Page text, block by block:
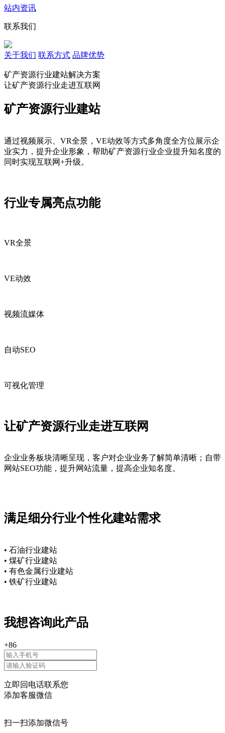
站内资讯
联系我们
关于我们 联系方式 品牌优势
矿产资源行业建站解决方案
让矿产资源行业走进互联网
矿产资源行业建站
通过视频展示、VR全景，VE动效等方式多角度全方位展示企
业实力，提升企业形象，帮助矿产资源行业企业提升知名度的
同时实现互联网+升级。
行业专属亮点功能
VR全景
VE动效
视频流媒体
自动SEO
可视化管理
让矿产资源行业走进互联网
企业业务板块清晰呈现，客户对企业业务了解简单清晰；自带
网站SEO功能，提升网站流量，提高企业知名度。
满足细分行业个性化建站需求
• 石油行业建站
• 煤矿行业建站
• 有色金属行业建站
• 铁矿行业建站
我想咨询此产品
+86
立即回电话联系您
添加客服微信
扫一扫添加微信号